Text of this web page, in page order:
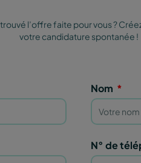
trouvé l’offre faite pour vous ?
votre candidature spontanée !
Nom
N° de